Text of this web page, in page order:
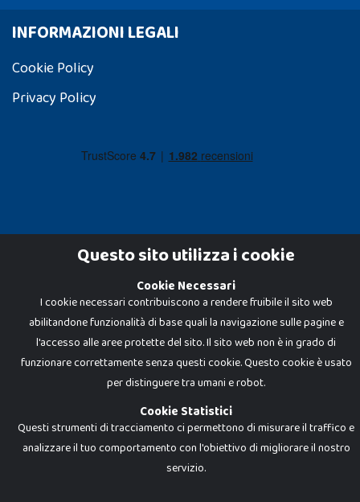
INFORMAZIONI LEGALI
Cookie Policy
Privacy Policy
Dadi e Mattoncini è un brand di Giocabene Srl. Ogni riproduzione o utilizzo non
espressamente autorizzato è severamente vietato. Tutti i loghi, marchi,
brand elencati nel presente shop sono di proprietà dei rispettivi titolari.
I prezzi e le promozioni pubblicate potrebbero differire da quanto esposto in
negozio.
Giocabene Srl - via della Posta 8, 20123 Milano (MI)
P.IVA 02608090425 - REA AN201199 - C.S. 10.000 i.v.
Questo sito utilizza i cookie
Cookie Necessari
I cookie necessari contribuiscono a rendere fruibile il sito web
abilitandone funzionalità di base quali la navigazione sulle pagine e
l'accesso alle aree protette del sito. Il sito web non è in grado di
funzionare correttamente senza questi cookie. Questo cookie è usato
per distinguere tra umani e robot.
Cookie Statistici
Questi strumenti di tracciamento ci permettono di misurare il traffico e
analizzare il tuo comportamento con l'obiettivo di migliorare il nostro
servizio.